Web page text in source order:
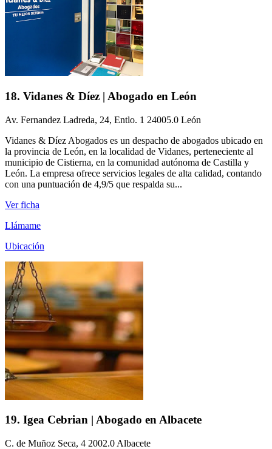
18. Vidanes & Díez | Abogado en León
Av. Fernandez Ladreda, 24, Entlo. 1 24005.0 León
Vidanes & Díez Abogados es un despacho de abogados ubicado en
la provincia de León, en la localidad de Vidanes, perteneciente al
municipio de Cistierna, en la comunidad autónoma de Castilla y
León. La empresa ofrece servicios legales de alta calidad, contando
con una puntuación de 4,9/5 que respalda su...
Ver ficha
Llámame
Ubicación
19. Igea Cebrian | Abogado en Albacete
C. de Muñoz Seca, 4 2002.0 Albacete